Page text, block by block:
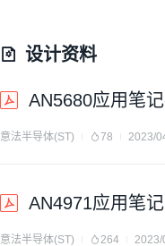
设计资料
AN5680应用笔
意法半导体(ST) 78 2023/
AN4971应用笔
意法半导体(ST) 264 2023/